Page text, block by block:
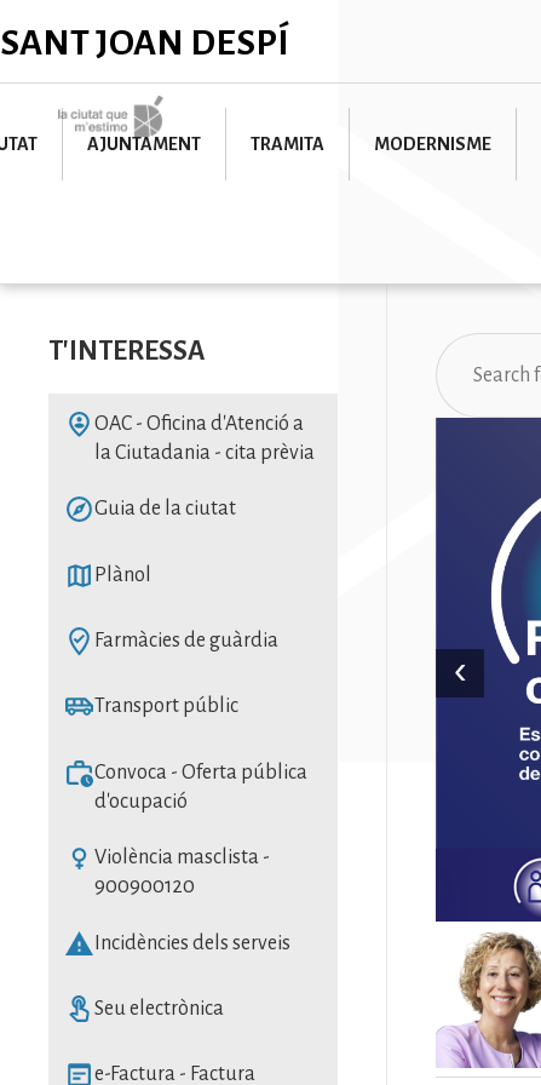
to
SANT JOAN DESPÍ
Imatge
AJUNTAMENT TRAMITA MODERNISME
T'INTERESSA
SVGOAC - Oficina d'Atenció a
la Ciutadania - cita prèvia
SVGGuia de la ciutat
SVGPlànol
SVGFarmàcies de guàrdia
SVG Transport públic
SVGConvoca - Oferta pública
d'ocupació
SVGViolència masclista -
900900120
SVG Incidències dels serveis
SVGSeu electrònica
SVGe-Factura - Factura
Search
‹
Imatge